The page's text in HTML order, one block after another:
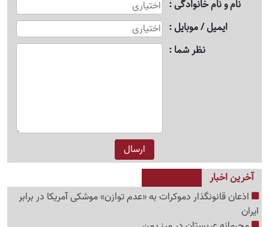
نام و نام خانوادگی
ایمیل / موبایل
نظر شما
آخرین اخبار
اذعان قانونگذار دموکرات به «عدم توازن» موشکی آمریکا در برابر
ایران